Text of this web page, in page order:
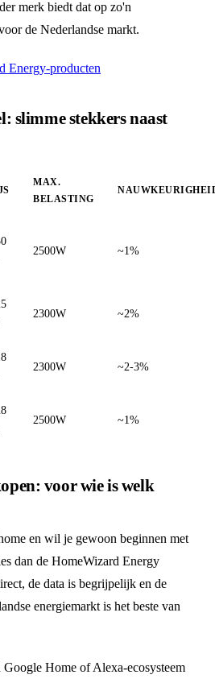
merk biedt dat op zo'n
de Nederlandse markt.
Energy-producten
slimme stekkers naast
MAX.
BELASTING
2500W ~1%
2300W ~2%
2300W ~2-3%
2500W ~1%
voor wie is welk
en wil je gewoon beginnen met
dan de HomeWizard Energy
de data is begrijpelijk en de
energiemarkt is het beste van
Home of Alexa-ecosysteem